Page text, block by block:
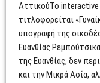
ΑττικούΤο
τιτλοφορείται
υπογραφή της
Ευανθίας
της Ευανθίας, δεν
και την Μικρά Ασία,